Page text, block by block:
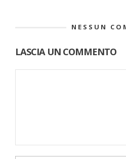
NESSUN
LASCIA UN COMMENTO